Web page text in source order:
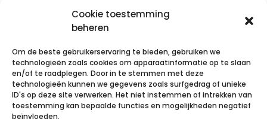
Cookie toestemming
beheren
Om de beste gebruikerservaring te bieden, gebruiken we
technologieën zoals cookies om apparaatinformatie op te slaan
en/of te raadplegen. Door in te stemmen met deze
technologieën kunnen we gegevens zoals surfgedrag of unieke
ID's op deze site verwerken. Het niet instemmen of intrekken van
toestemming kan bepaalde functies en mogelijkheden negatief
beïnvloeden.
Repose® –
Care-Sit 45 cm
– zonder hoes
Opblaasbaar
binnendeel +
pomp
(HEM-7188-LE)
Automatische
bovenarmbloed
drukmeter met
M-L manchet